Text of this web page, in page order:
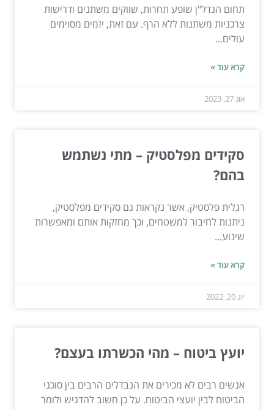
תחום הנדל"ן שופע תחרות, שווקים משתנים ודרישות
צרכניות משתנות ללא הרף. עם זאת, יזמים מסוימים
עולים...
קרא עוד »
אוג 27, 2023
סקידים מפלסטיק – מתי נשתמש
בהם?
רגלית פלסטיק, אשר נקראות גם סקידים מפלסטיק,
ניתנות לחיבור למשטחים, וכך מחזקות אותם ומאפשרות
שינוע...
קרא עוד »
יונ 20, 2022
יועץ ביטוח – מהי הכשרתו בעצם?
אנשים רבים לא מכירים את הנבדלים הרבים בין סוכני
הביטוח לבין יועצי הביטוח. על כן חשוב להדגיש ולומר